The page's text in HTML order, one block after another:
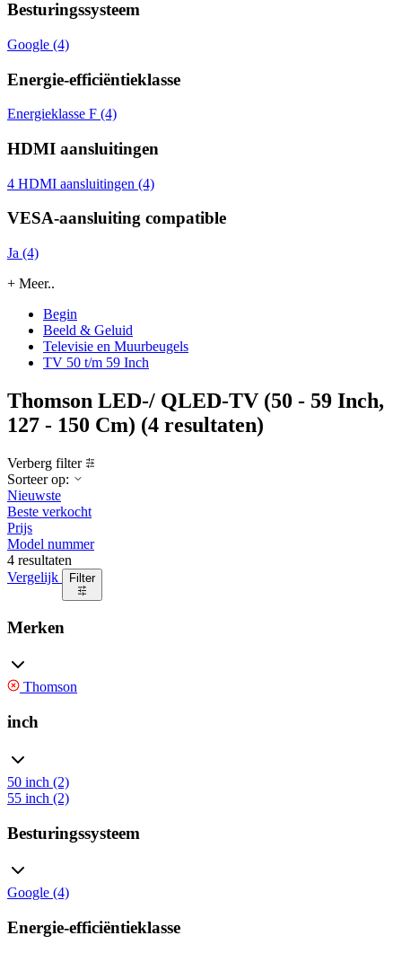
Besturingssysteem
Google (4)
Energie-efficiëntieklasse
Energieklasse F (4)
HDMI aansluitingen
4 HDMI aansluitingen (4)
VESA-aansluiting compatible
Ja (4)
+ Meer..
Begin
Beeld & Geluid
Televisie en Muurbeugels
TV 50 t/m 59 Inch
Thomson LED-/ QLED-TV (50 - 59 Inch,
127 - 150 Cm) (4 resultaten)
Verberg filter
Sorteer op:
Nieuwste
Beste verkocht
Prijs
Model nummer
4 resultaten
Vergelijk
Filter
Merken
Thomson
inch
50 inch (2)
55 inch (2)
Besturingssysteem
Google (4)
Energie-efficiëntieklasse